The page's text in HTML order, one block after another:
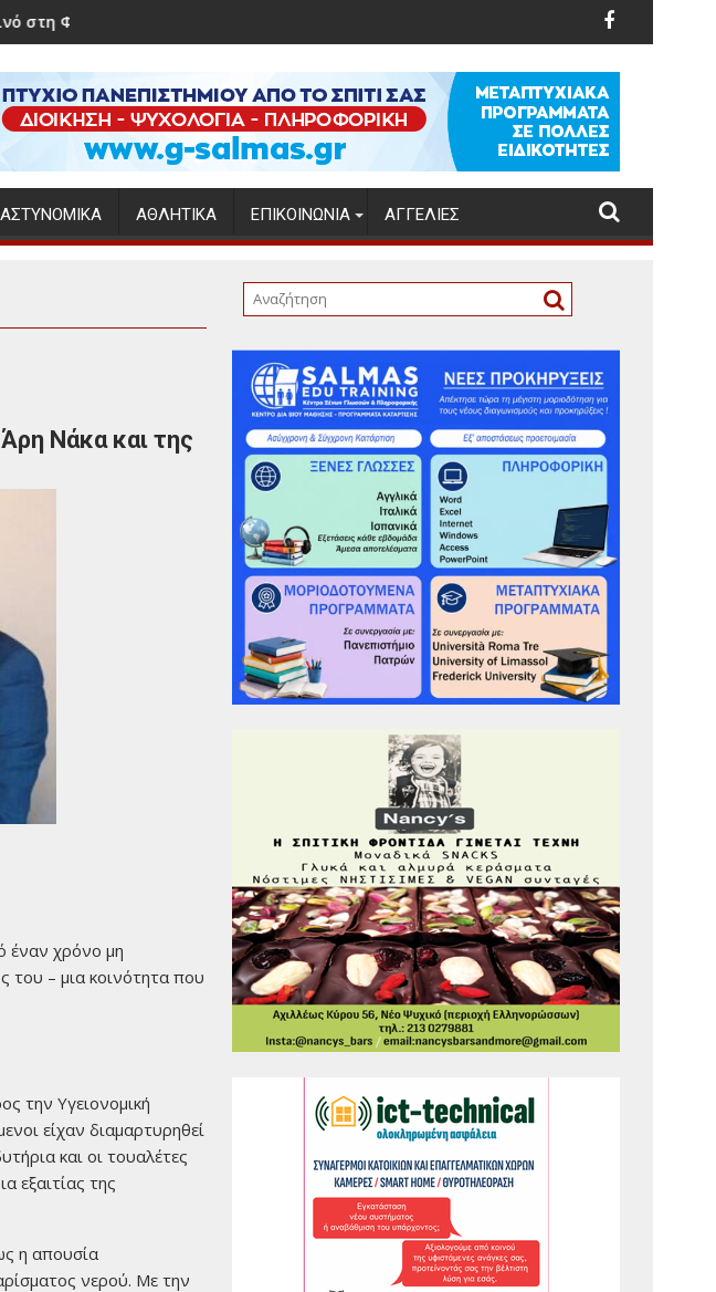
στα 90 χρόνια από τη γέννηση του Νίκου Ξυλούρη
ΑΣΤΥΝΟΜΙΚΆ ΑΘΛΗΤΙΚΆ ΕΠΙΚΟΙΝΩΝΊΑ ΑΓΓΕΛΊΕΣ
Νάκα και της
έναν χρόνο μη
του – μια κοινότητα που
την Υγειονομική
είχαν διαμαρτυρηθεί
και οι τουαλέτες
εξαιτίας της
η απουσία
νερού. Με την